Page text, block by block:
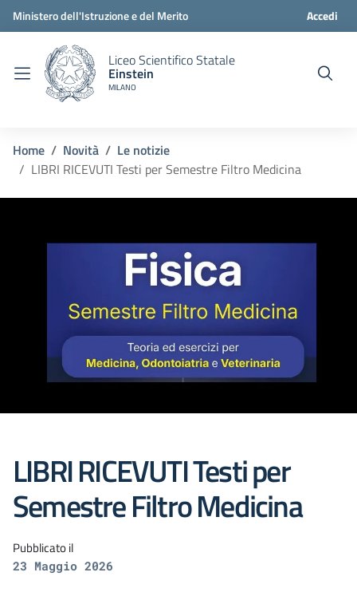
Ministero dell'Istruzione e del Merito Accedi
Liceo Scientifico Statale
Einstein
MILANO
Home Novità
Le notizie
LIBRI RICEVUTI Testi per Semestre Filtro Medicina
LIBRI RICEVUTI Testi per
Semestre Filtro Medicina
Pubblicato il
23 Maggio 2026